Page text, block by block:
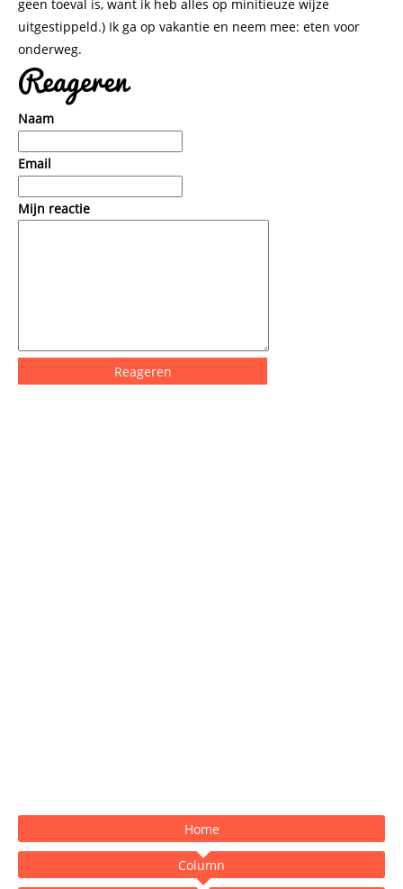
geen toeval is, want ik heb alles op minitieuze wijze
uitgestippeld.) Ik ga op vakantie en neem mee: eten voor
onderweg.
Reageren
Naam
Email
Mijn reactie
Home
Column